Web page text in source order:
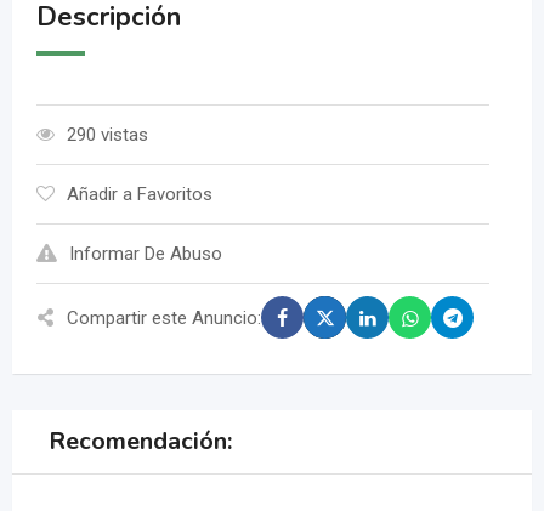
Descripción
290 vistas
Añadir a Favoritos
Informar De Abuso
Compartir este Anuncio:
Recomendación: